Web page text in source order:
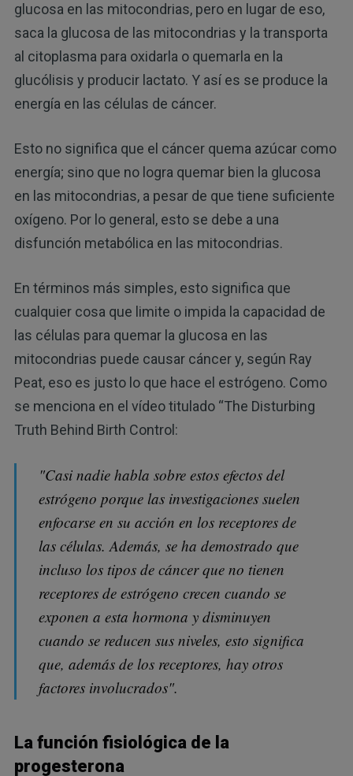
glucosa en las mitocondrias, pero en lugar de eso,
saca la glucosa de las mitocondrias y la transporta
al citoplasma para oxidarla o quemarla en la
glucólisis y producir lactato. Y así es se produce la
energía en las células de cáncer.
Esto no significa que el cáncer quema azúcar como
energía; sino que no logra quemar bien la glucosa
en las mitocondrias, a pesar de que tiene suficiente
oxígeno. Por lo general, esto se debe a una
disfunción metabólica en las mitocondrias.
En términos más simples, esto significa que
cualquier cosa que limite o impida la capacidad de
las células para quemar la glucosa en las
mitocondrias puede causar cáncer y, según Ray
Peat, eso es justo lo que hace el estrógeno. Como
se menciona en el vídeo titulado “The Disturbing
Truth Behind Birth Control:
"Casi nadie habla sobre estos efectos del
estrógeno porque las investigaciones suelen
enfocarse en su acción en los receptores de
las células. Además, se ha demostrado que
incluso los tipos de cáncer que no tienen
receptores de estrógeno crecen cuando se
exponen a esta hormona y disminuyen
cuando se reducen sus niveles, esto significa
que, además de los receptores, hay otros
factores involucrados".
La función fisiológica de la
progesterona